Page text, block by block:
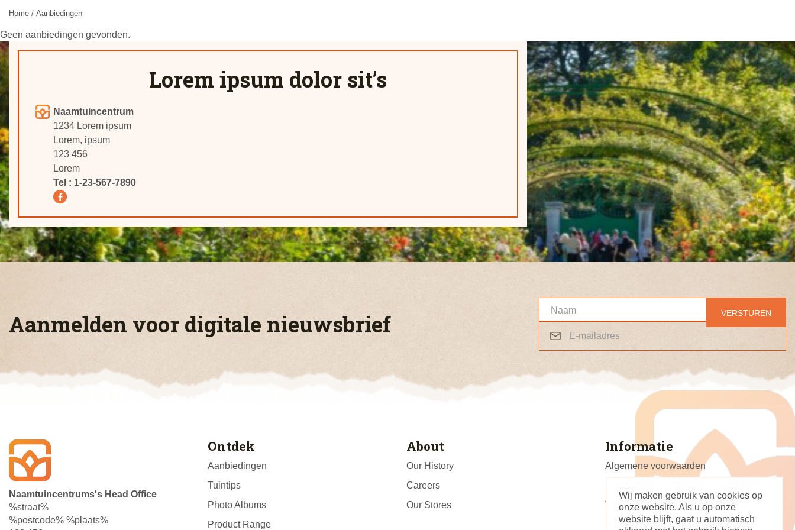
Home Aanbiedingen
Geen aanbiedingen gevonden.
Lorem ipsum dolor sit’s
Naamtuincentrum
1234 Lorem ipsum
Lorem, ipsum
123 456
Lorem
Tel : 1-23-567-7890
Aanmelden voor digitale nieuwsbrief
Naamtuincentrums's Head Office
%straat%
%postcode% %plaats%
Ontdek
Aanbiedingen
Tuintips
Photo Albums
Product Range
About
Our History
Careers
Our Stores
Informatie
Algemene voorwaarden
Verzend- en retourregeling
Betaalinformatie
Wij maken gebruik van cookies op
onze website. Als u op onze
website blijft, gaat u automatisch